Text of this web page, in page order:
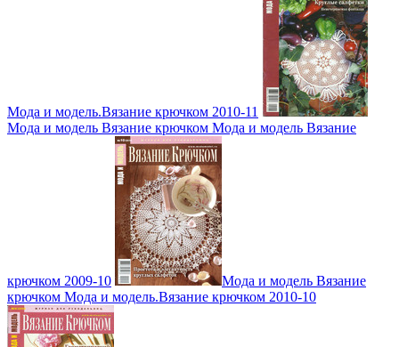
Мода и модель.Вязание крючком 2010-11
Мода и модель Вязание крючком Мода и модель Вязание
крючком 2009-10
Мода и модель Вязание
крючком Мода и модель.Вязание крючком 2010-10